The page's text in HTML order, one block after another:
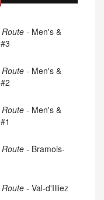
- Men's &
- Men's &
- Men's &
- Bramois-
- Val-d'Illiez